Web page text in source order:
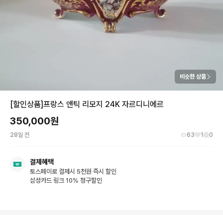
비슷한 상품
[할인상품]프랑스 앤틱 리모지 24K 자르디니에르
350,000원
28일 전 63 1 0
결제혜택
토스페이로 결제시 5천원 즉시 할인
삼성카드 링크 10% 청구할인